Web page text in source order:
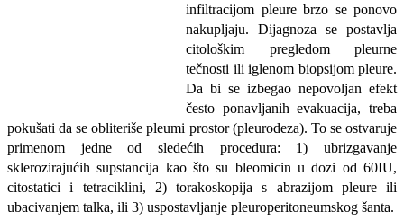
infiltracijom pleure brzo se ponovo
nakupljaju. Dijagnoza se postavlja
citološkim pregledom pleurne
tečnosti ili iglenom biopsijom pleure.
Da bi se izbegao nepovoljan efekt
često ponavljanih evakuacija, treba
pokušati da se obliteriše pleumi prostor (pleurodeza). To se ostvaruje
primenom jedne od sledećih procedura: 1) ubrizgavanje
sklerozirajućih supstancija kao što su bleomicin udozi od 60IU,
citostatici i tetraciklini, 2) torakoskopija s abrazijom pleure ili
ubacivanjem talka, ili 3) uspostavljanje pleuroperitoneumskog šanta.